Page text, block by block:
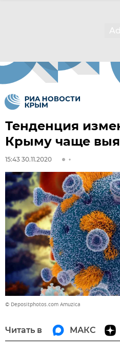
Тенденция
Крыму чаще
15:43 30.11.2020
© Depositphotos.com Amuzica
Читать в МАКС